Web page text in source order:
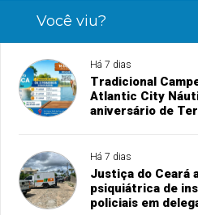
Você viu?
Há 7 dias
Tradicional
Atlantic City
aniversário de
Há 7 dias
Justiça do Ceará
psiquiátrica de
policiais em